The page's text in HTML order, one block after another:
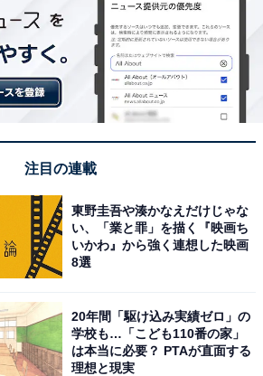
注目の連載
東野圭吾や湊かなえだけじゃな
い、「業と罪」を描く『映画ち
いかわ』から強く連想した映画
8選
20年間「駆け込み実績ゼロ」の
学校も…「こども110番の家」
は本当に必要？ PTAが直面する
理想と現実